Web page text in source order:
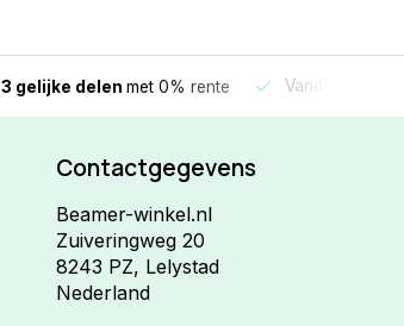
3 gelijke delen met 0% rente Vandaag
Contactgegevens
Beamer-winkel.nl
Zuiveringweg 20
8243 PZ, Lelystad
Nederland